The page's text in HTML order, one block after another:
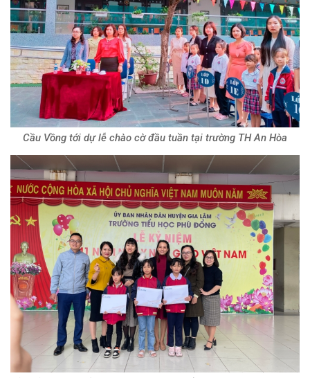
Cầu Vồng tới dự lễ chào cờ đầu tuần tại trường TH An Hòa